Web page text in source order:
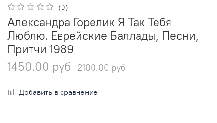
(0)
Александра Горелик Я Так Тебя
Люблю. Еврейские Баллады, Песни,
Притчи 1989
1450.00 руб
2100.00 руб
Добавить в сравнение